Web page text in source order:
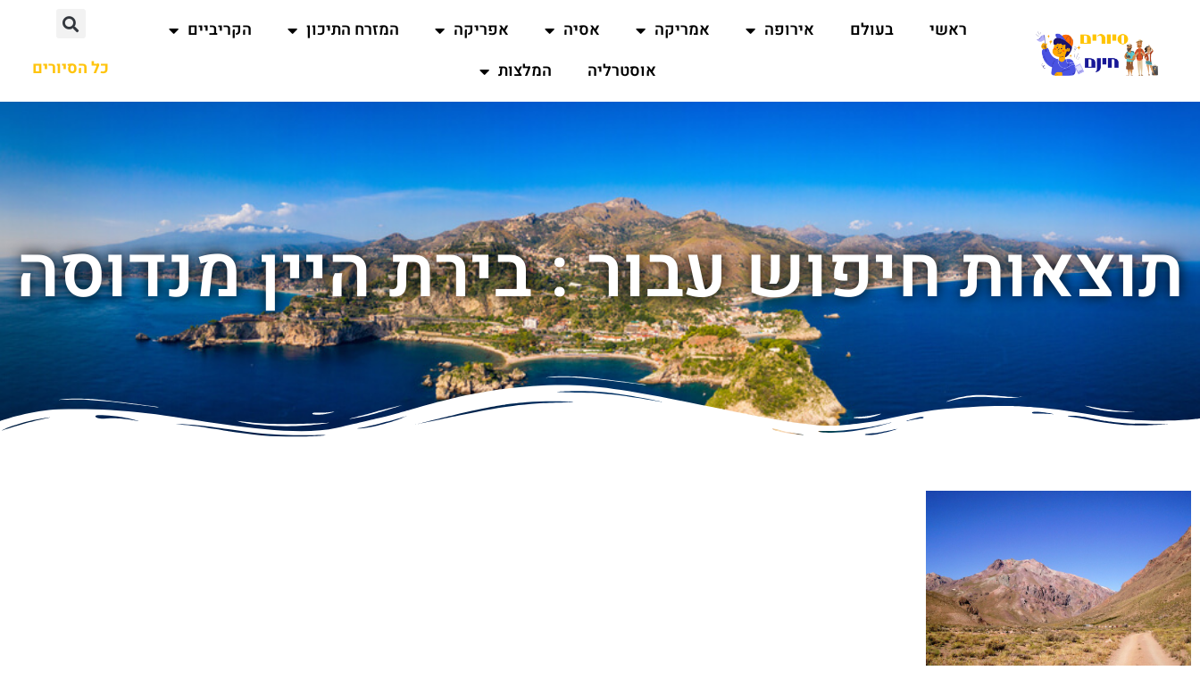
ראשי בעולם אירופה אמריקה אסיה אפריקה המזרח התיכון
הקריביים
אוסטרליה
המלצות כל הסיורים
תוצאות חיפוש עבור : בירת היין מנדוסה